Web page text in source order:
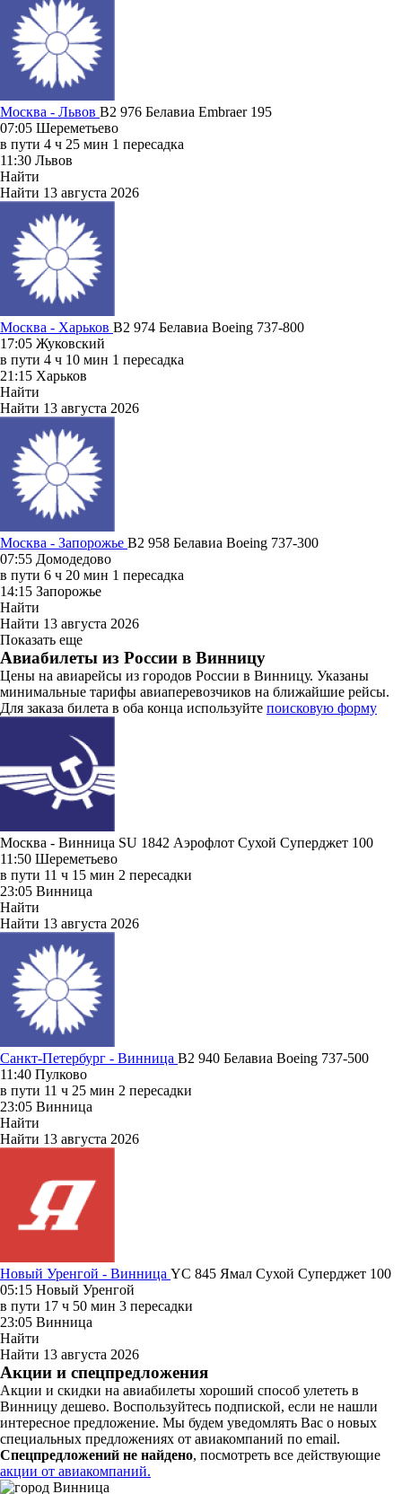
Москва - Львов B2 976 Белавиа Embraer 195
07:05 Шереметьево
в пути 4 ч 25 мин 1 пересадка
11:30 Львов
Найти
Найти 13 августа 2026
Москва - Харьков B2 974 Белавиа Boeing 737-800
17:05 Жуковский
в пути 4 ч 10 мин 1 пересадка
21:15 Харьков
Найти
Найти 13 августа 2026
Москва - Запорожье B2 958 Белавиа Boeing 737-300
07:55 Домодедово
в пути 6 ч 20 мин 1 пересадка
14:15 Запорожье
Найти
Найти 13 августа 2026
Показать еще
Авиабилеты из России в Винницу
Цены на авиарейсы из городов России в Винницу. Указаны
минимальные тарифы авиаперевозчиков на ближайшие рейсы.
Для заказа билета в оба конца используйте поисковую форму
Москва - Винница SU 1842 Аэрофлот Сухой Суперджет 100
11:50 Шереметьево
в пути 11 ч 15 мин 2 пересадки
23:05 Винница
Найти
Найти 13 августа 2026
Санкт-Петербург - Винница B2 940 Белавиа Boeing 737-500
11:40 Пулково
в пути 11 ч 25 мин 2 пересадки
23:05 Винница
Найти
Найти 13 августа 2026
Новый Уренгой - Винница YC 845 Ямал Сухой Суперджет 100
05:15 Новый Уренгой
в пути 17 ч 50 мин 3 пересадки
23:05 Винница
Найти
Найти 13 августа 2026
Акции и спецпредложения
Акции и скидки на авиабилеты хороший способ улететь в
Винницу дешево. Воспользуйтесь подпиской, если не нашли
интересное предложение. Мы будем уведомлять Вас о новых
специальных предложениях от авиакомпаний по email.
Спецпредложений не найдено, посмотреть все действующие
акции от авиакомпаний.